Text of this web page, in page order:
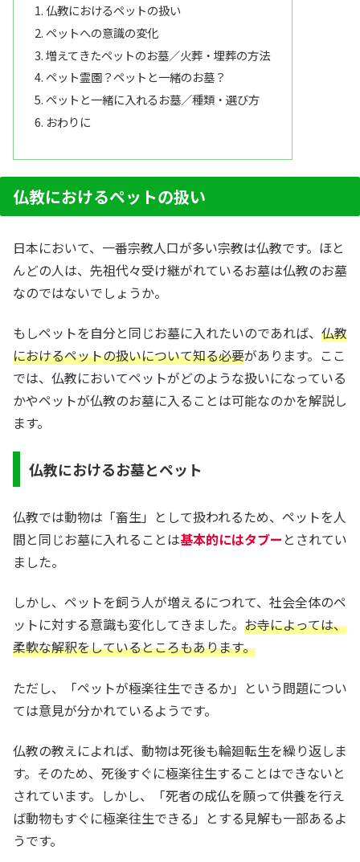
仏教におけるペットの扱い
ペットへの意識の変化
増えてきたペットのお墓／火葬・埋葬の方法
ペット霊園？ペットと一緒のお墓？
ペットと一緒に入れるお墓／種類・選び方
おわりに
仏教におけるペットの扱い
日本において、一番宗教人口が多い宗教は仏教です。ほと
んどの人は、先祖代々受け継がれているお墓は仏教のお墓
なのではないでしょうか。
もしペットを自分と同じお墓に入れたいのであれば、 仏教
におけるペットの扱いについて知る必要があります。ここ
では、仏教においてペットがどのような扱いになっている
かやペットが仏教のお墓に入ることは可能なのかを解説し
ます。
仏教におけるお墓とペット
仏教では動物は「畜生」として扱われるため、ペットを人
間と同じお墓に入れることは基本的にはタブー とされてい
ました。
しかし、ペットを飼う人が増えるにつれて、社会全体のペ
ットに対する意識も変化してきました。 お寺によっては、
柔軟な解釈をしているところもあります。
ただし、「ペットが極楽往生できるか」という問題につい
ては意見が分かれているようです。
仏教の教えによれば、動物は死後も輪廻転生を繰り返しま
す。そのため、死後すぐに極楽往生することはできないと
されています。しかし、「死者の成仏を願って供養を行え
ば動物もすぐに極楽往生できる」とする見解も一部あるよ
うです。